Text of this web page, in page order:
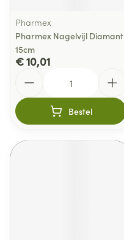
Pharmex
Pharmex Nagelvijl Diamant
15cm
€ 10,01
Bestel